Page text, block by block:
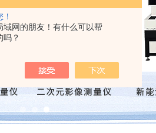
域网的朋友！有什么可以帮
吗？